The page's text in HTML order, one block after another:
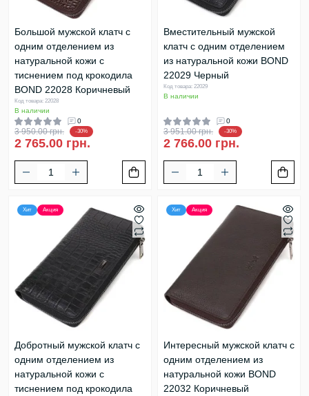
Большой мужской клатч с
одним отделением из
натуральной кожи с
тиснением под крокодила
BOND 22028 Коричневый
Код товара: 22028
В наличии
0
3 950.00 грн. -30%
2 765.00 грн.
Вместительный мужской
клатч с одним отделением
из натуральной кожи BOND
22029 Черный
Код товара: 22029
В наличии
0
3 951.00 грн. -30%
2 766.00 грн.
Хит Акция
Добротный мужской клатч с
одним отделением из
натуральной кожи с
тиснением под крокодила
Хит Акция
Интересный мужской клатч с
одним отделением из
натуральной кожи BOND
22032 Коричневый